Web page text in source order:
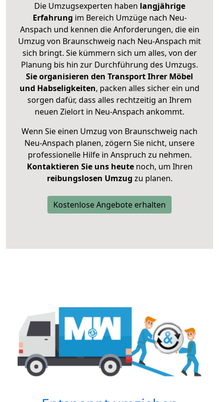
Die Umzugsexperten haben langjährige
Erfahrung im Bereich Umzüge nach Neu-
Anspach und kennen die Anforderungen, die ein
Umzug von Braunschweig nach Neu-Anspach mit
sich bringt. Sie kümmern sich um alles, von der
Planung bis hin zur Durchführung des Umzugs.
Sie organisieren den Transport Ihrer Möbel
und Habseligkeiten, packen alles sicher ein und
sorgen dafür, dass alles rechtzeitig an Ihrem
neuen Zielort in Neu-Anspach ankommt.
Wenn Sie einen Umzug von Braunschweig nach
Neu-Anspach planen, zögern Sie nicht, unsere
professionelle Hilfe in Anspruch zu nehmen.
Kontaktieren Sie uns heutenoch, um Ihren
reibungslosen Umzug zu planen.
Kostenlose Angebote erhalten